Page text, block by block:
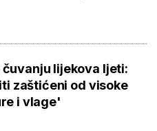
čuvanju lijekova ljeti:
zaštićeni od visoke
i vlage'